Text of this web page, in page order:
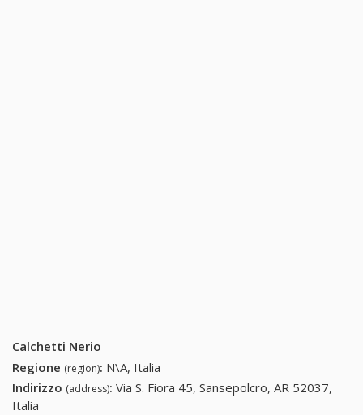
Calchetti Nerio
Regione (region): N\A, Italia
Indirizzo (address): Via S. Fiora 45, Sansepolcro, AR 52037,
Italia